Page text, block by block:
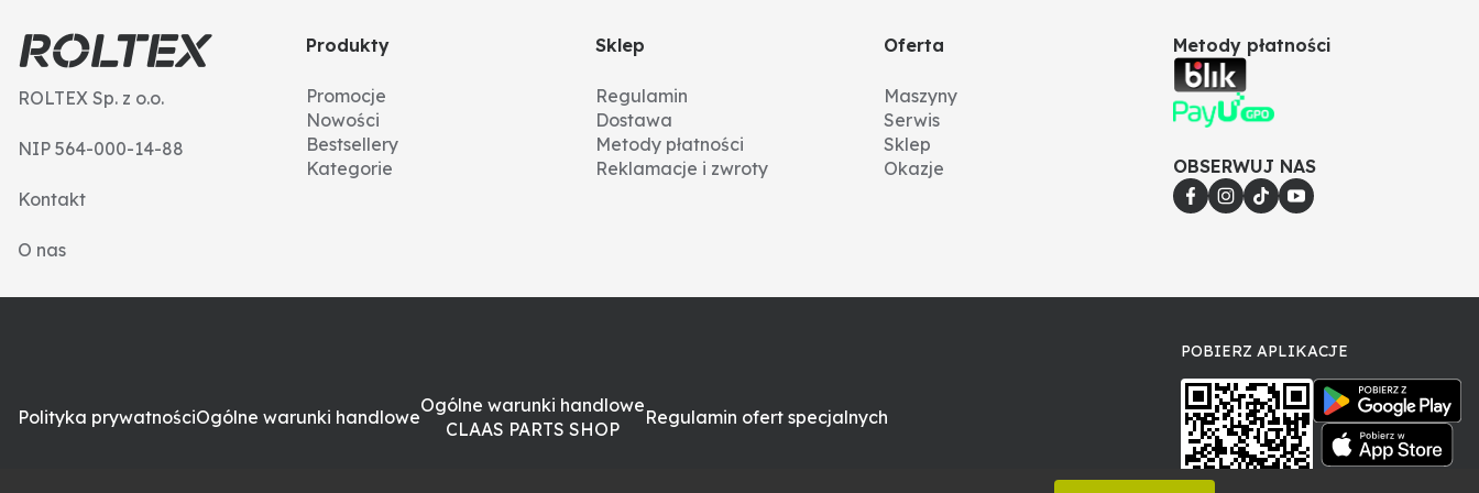
ROLTEX Sp. z o.o.
NIP 564-000-14-88
Kontakt
O nas
Produkty
Promocje
Nowości
Bestsellery
Kategorie
Sklep
Regulamin
Dostawa
Metody płatności
Reklamacje i zwroty
Oferta
Maszyny
Serwis
Sklep
Okazje
Metody płatności
OBSERWUJ NAS
Polityka prywatnościOgólne warunki handlowe
Ogólne warunki handlowe
CLAAS PARTS SHOP
Regulamin ofert specjalnych
POBIERZ APLIKACJE